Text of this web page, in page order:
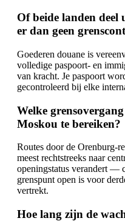
Of beide landen
er dan geen
Goederen douane is
volledige paspoort- en
van kracht. Je paspoort
gecontroleerd bij elke
Welke
Moskou te bereiken?
Routes door de Orenburg-
meest rechtstreeks naar
openingstatus verandert —
grenspunt open is voor
vertrekt.
Hoe lang zijn de